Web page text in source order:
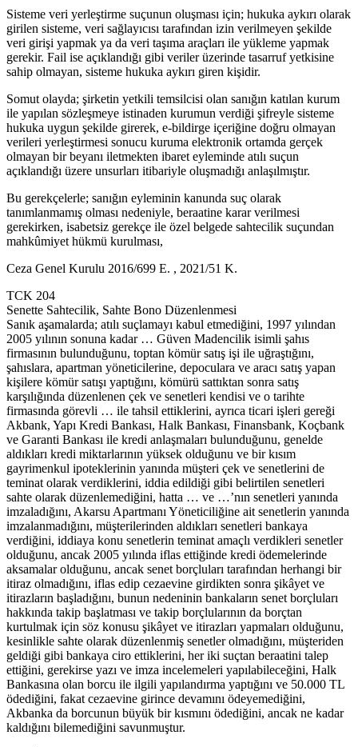
Sisteme veri yerleştirme suçunun oluşması için; hukuka aykırı olarak
girilen sisteme, veri sağlayıcısı tarafından izin verilmeyen şekilde
veri girişi yapmak ya da veri taşıma araçları ile yükleme yapmak
gerekir. Fail ise açıklandığı gibi veriler üzerinde tasarruf yetkisine
sahip olmayan, sisteme hukuka aykırı giren kişidir.
Somut olayda; şirketin yetkili temsilcisi olan sanığın katılan kurum
ile yapılan sözleşmeye istinaden kurumun verdiği şifreyle sisteme
hukuka uygun şekilde girerek, e-bildirge içeriğine doğru olmayan
verileri yerleştirmesi sonucu kuruma elektronik ortamda gerçek
olmayan bir beyanı iletmekten ibaret eyleminde atılı suçun
açıklandığı üzere unsurları itibariyle oluşmadığı anlaşılmıştır.
Bu gerekçelerle; sanığın eyleminin kanunda suç olarak
tanımlanmamış olması nedeniyle, beraatine karar verilmesi
gerekirken, isabetsiz gerekçe ile özel belgede sahtecilik suçundan
mahkûmiyet hükmü kurulması,
Ceza Genel Kurulu 2016/699 E. , 2021/51 K.
TCK 204
Senette Sahtecilik, Sahte Bono Düzenlenmesi
Sanık aşamalarda; atılı suçlamayı kabul etmediğini, 1997 yılından
2005 yılının sonuna kadar … Güven Madencilik isimli şahıs
firmasının bulunduğunu, toptan kömür satış işi ile uğraştığını,
şahıslara, apartman yöneticilerine, depoculara ve aracı satış yapan
kişilere kömür satışı yaptığını, kömürü sattıktan sonra satış
karşılığında düzenlenen çek ve senetleri kendisi ve o tarihte
firmasında görevli … ile tahsil ettiklerini, ayrıca ticari işleri gereği
Akbank, Yapı Kredi Bankası, Halk Bankası, Finansbank, Koçbank
ve Garanti Bankası ile kredi anlaşmaları bulunduğunu, genelde
aldıkları kredi miktarlarının yüksek olduğunu ve bir kısım
gayrimenkul ipoteklerinin yanında müşteri çek ve senetlerini de
teminat olarak verdiklerini, iddia edildiği gibi belirtilen senetleri
sahte olarak düzenlemediğini, hatta … ve …’nın senetleri yanında
imzaladığını, Akarsu Apartmanı Yöneticiliğine ait senetlerin yanında
imzalanmadığını, müşterilerinden aldıkları senetleri bankaya
verdiğini, iddiaya konu senetlerin teminat amaçlı verdikleri senetler
olduğunu, ancak 2005 yılında iflas ettiğinde kredi ödemelerinde
aksamalar olduğunu, ancak senet borçluları tarafından herhangi bir
itiraz olmadığını, iflas edip cezaevine girdikten sonra şikâyet ve
itirazların başladığını, bunun nedeninin bankaların senet borçluları
hakkında takip başlatması ve takip borçlularının da borçtan
kurtulmak için söz konusu şikâyet ve itirazları yapmaları olduğunu,
kesinlikle sahte olarak düzenlenmiş senetler olmadığını, müşteriden
geldiği gibi bankaya ciro ettiklerini, her iki suçtan beraatini talep
ettiğini, gerekirse yazı ve imza incelemeleri yapılabileceğini, Halk
Bankasına olan borcu ile ilgili yapılandırma yaptığını ve 50.000 TL
ödediğini, fakat cezaevine girince devamını ödeyemediğini,
Akbanka da borcunun büyük bir kısmını ödediğini, ancak ne kadar
kaldığını bilemediğini savunmuştur.